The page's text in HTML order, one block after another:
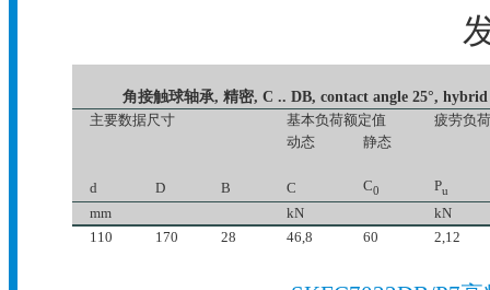
角接触球轴承, 精密, C .. DB, contact angle 25°, hybrid
主要数据尺寸
基本负荷额定值
疲劳负
动态
静态
d D B C C0 Pu
mm kN
kN
110
170 28 46,8 60 2,12